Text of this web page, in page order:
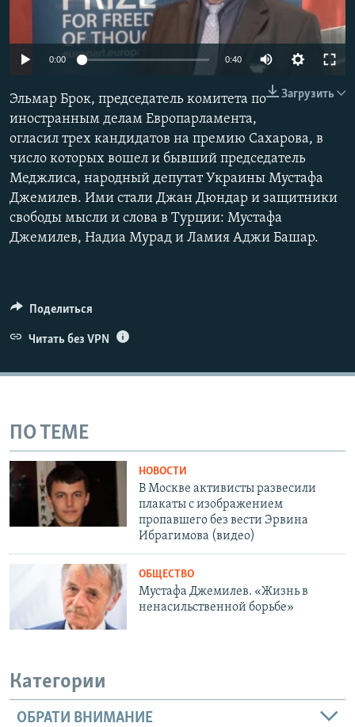
ПОБЕДИТЕЛЕЙ НЕ СУДЯТ?
КРЫМ.НЕПОКОРЕННЫЙ
УКРАИНСКАЯ ПРОБЛЕМА КРЫМА
ПРИСОЕДИНЯЙТЕСЬ!
Все сайты RFE/RL
0:00 0:40
Загрузить
Эльмар Брок, председатель комитета по
иностранным делам Европарламента,
огласил трех кандидатов на премию Сахарова, в
число которых вошел и бывший председатель
Меджлиса, народный депутат Украины Мустафа
Джемилев. Ими стали Джан Дюндар и защитники
свободы мысли и слова в Турции: Мустафа
Джемилев, Надиа Мурад и Ламия Аджи Башар.
Поделиться
Читать без VPN
ПО ТЕМЕ
НОВОСТИ
В Москве активисты развесили
плакаты с изображением
пропавшего без вести Эрвина
Ибрагимова (видео)
ОБЩЕСТВО
Мустафа Джемилев. «Жизнь в
ненасильственной борьбе»
Категории
ОБРАТИ ВНИМАНИЕ